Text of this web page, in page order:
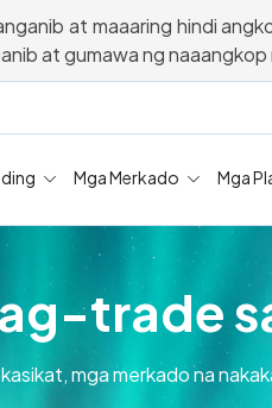
at maaaring hindi
at gumawa ng
Mga Merkado Mga
trade
mga merkado na